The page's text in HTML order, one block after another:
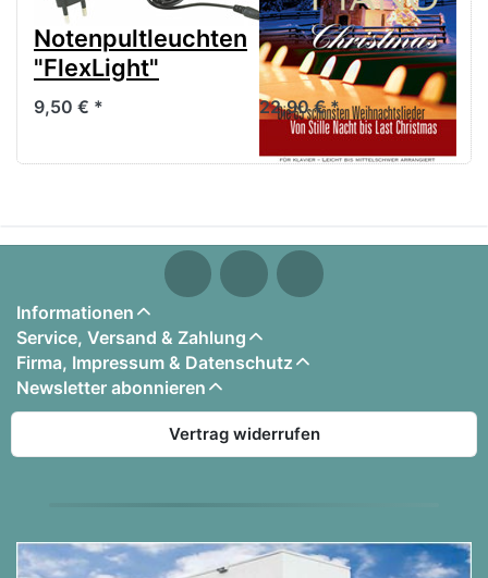
Meyer
Notenpultleuchten
"FlexLight"
9,50 € *
Klavier leicht bis
mittelschwer
arrangiert
22,90 € *
Informationen
Service, Versand & Zahlung
Firma, Impressum & Datenschutz
Newsletter abonnieren
Vertrag widerrufen